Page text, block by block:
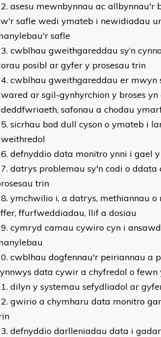
asesu mewnbynnau ac allbynnau'r
safle wedi ymateb i newidiadau
safle
cwblhau gweithgareddau sy’n
posibl ar gyfer y prosesau trin
cwblhau gweithgareddau er mwyn
ar sgil-gynhyrchion y broses
safonau a chodau
sicrhau bod dull cyson o ymateb i
defnyddio data monitro ynni i gael
datrys problemau sy'n codi o
trin
ymchwilio i, a datrys, methiannau
ffurfweddiadau, llif a dosiau
cymryd camau cywiro cyn i
cwblhau dogfennau'r peiriannau a
data cywir a chyfredol o fewn
dilyn y systemau sefydliadol ar
gwirio a chymharu data monitro
defnyddio darlleniadau data i